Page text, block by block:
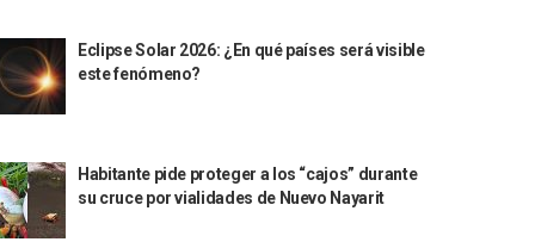
Eclipse Solar 2026: ¿En qué países será visible
este fenómeno?
Habitante pide proteger a los “cajos” durante
su cruce por vialidades de Nuevo Nayarit